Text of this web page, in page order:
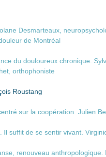
Desmarteaux,
de Montréal
du douloureux chronique.
orthophoniste
Roustang
sur la coopération. Julien
Il suffit de se sentir vivant.
renouveau anthropologique.